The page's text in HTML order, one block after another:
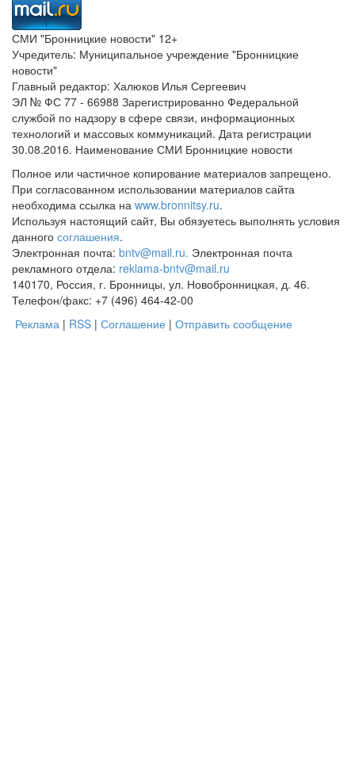
СМИ "Бронницкие новости" 12+
Учредитель: Муниципальное учреждение "Бронницкие
новости"
Главный редактор: Халюков Илья Сергеевич
ЭЛ № ФС 77 - 66988 Зарегистрированно Федеральной
службой по надзору в сфере связи, информационных
технологий и массовых коммуникаций. Дата регистрации
30.08.2016. Наименование СМИ Бронницкие новости
Полное или частичное копирование материалов запрещено.
При согласованном использовании материалов сайта
необходима ссылка на www.bronnitsy.ru.
Используя настоящий сайт, Вы обязуетесь выполнять условия
данного соглашения.
Электронная почта: bntv@mail.ru. Электронная почта
рекламного отдела: reklama-bntv@mail.ru
140170, Россия, г. Бронницы, ул. Новобронницкая, д. 46.
Телефон/факс: +7 (496) 464-42-00
Реклама | RSS | Соглашение | Отправить сообщение